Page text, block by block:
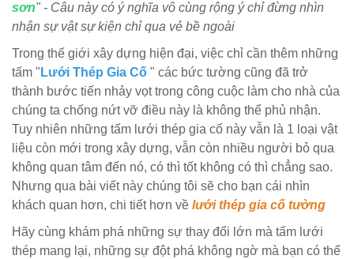
sơn" - Câu này có ý nghĩa vô cùng rộng ý chỉ đừng nhìn
nhận sự vật sự kiện chỉ qua vẻ bề ngoài
Trong thế giới xây dựng hiện đại, việc chỉ cần thêm những
tấm " Lưới Thép Gia Cố " các bức tường cũng đã trở
thành bước tiến nhảy vọt trong công cuộc làm cho nhà của
chúng ta chống nứt vỡ điều này là không thể phủ nhận.
Tuy nhiên những tấm lưới thép gia cố này vẫn là 1 loại vật
liệu còn mới trong xây dựng, vẫn còn nhiều người bỏ qua
không quan tâm đến nó, có thì tốt không có thì chẳng sao.
Nhưng qua bài viết này chúng tôi sẽ cho bạn cái nhìn
khách quan hơn, chi tiết hơn về lưới thép gia cố tường
Hãy cùng khám phá những sự thay đổi lớn mà tấm lưới
thép mang lại, những sự đột phá không ngờ mà bạn có thể